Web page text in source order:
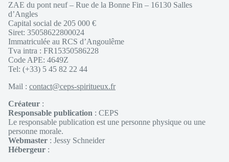
ZAE du pont neuf – Rue de la Bonne Fin – 16130 Salles
d’Angles
Capital social de 205 000 €
Siret: 35058622800024
Immatriculée au RCS d’Angoulême
Tva intra : FR15350586228
Code APE: 4649Z
Tel: (+33) 5 45 82 22 44
Mail : contact@ceps-spiritueux.fr
Créateur :
Responsable publication : CEPS
Le responsable publication est une personne physique ou une
personne morale.
Webmaster : Jessy Schneider
Hébergeur :